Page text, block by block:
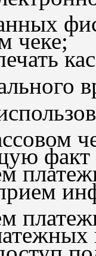
чеке;
факт